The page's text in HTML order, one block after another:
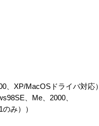
XP/MacOSドライバ対応）
、Me、2000、
）